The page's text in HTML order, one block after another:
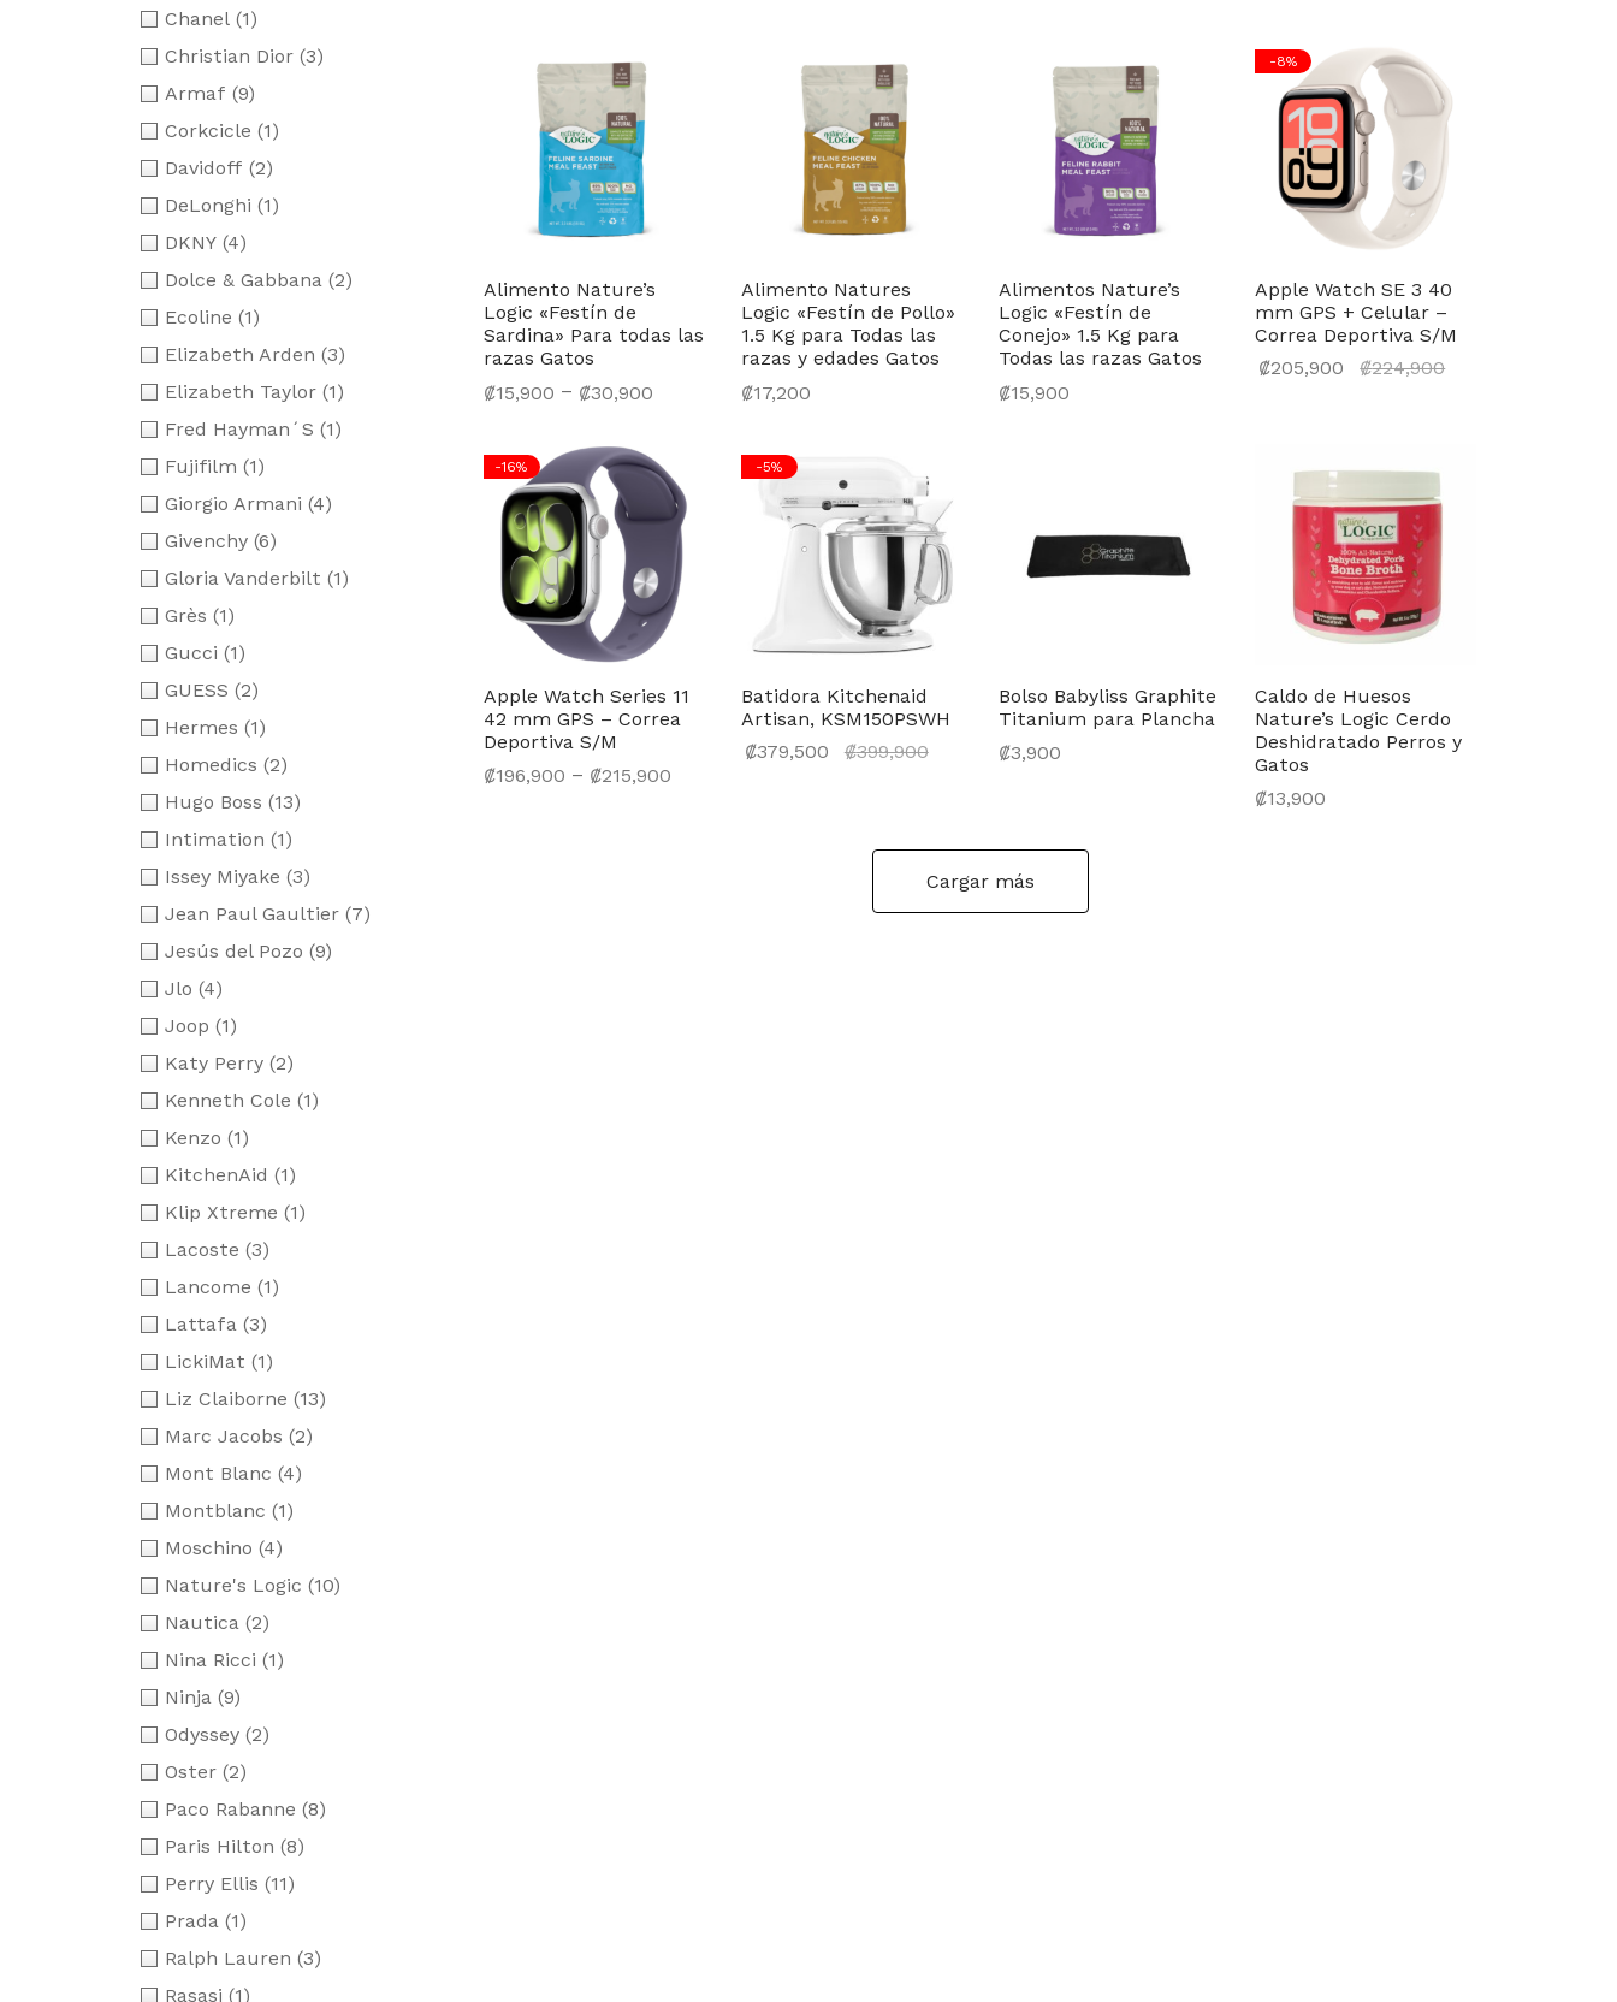
Chanel (1)
Christian Dior (3)
Armaf (9)
Corkcicle (1)
Davidoff (2)
DeLonghi (1)
DKNY (4)
Dolce & Gabbana (2)
Ecoline (1)
Elizabeth Arden (3)
Elizabeth Taylor (1)
Fred Hayman´S (1)
Fujifilm (1)
Giorgio Armani (4)
Givenchy (6)
Gloria Vanderbilt (1)
Grès (1)
Gucci (1)
GUESS (2)
Hermes (1)
Homedics (2)
Hugo Boss (13)
Intimation (1)
Issey Miyake (3)
Jean Paul Gaultier (7)
Jesús del Pozo (9)
Jlo (4)
Joop (1)
Katy Perry (2)
Kenneth Cole (1)
Kenzo (1)
KitchenAid (1)
Klip Xtreme (1)
Lacoste (3)
Lancome (1)
Lattafa (3)
LickiMat (1)
Liz Claiborne (13)
Marc Jacobs (2)
Mont Blanc (4)
Montblanc (1)
Moschino (4)
Nature's Logic (10)
Nautica (2)
Nina Ricci (1)
Ninja (9)
Odyssey (2)
Oster (2)
Paco Rabanne (8)
Paris Hilton (8)
Perry Ellis (11)
Prada (1)
Ralph Lauren (3)
Rasasi (1)
Alimento Nature’s
Logic «Festín de
Sardina» Para todas las
razas Gatos
₡15,900 – ₡30,900
Alimento Natures
Logic «Festín de Pollo»
1.5 Kg para Todas las
razas y edades Gatos
₡17,200
Alimentos Nature’s
Logic «Festín de
Conejo» 1.5 Kg para
Todas las razas Gatos
₡15,900
-8%
Apple Watch SE 3 40
mm GPS + Celular –
Correa Deportiva S/M
₡205,900 ₡224,900
-16%
Apple Watch Series 11
42 mm GPS – Correa
Deportiva S/M
₡196,900 – ₡215,900
-5%
Batidora Kitchenaid
Artisan, KSM150PSWH
₡379,500 ₡399,900
El precio
Bolso Babyliss Graphite
Titanium para Plancha
₡3,900
Caldo de Huesos
Nature’s Logic Cerdo
Deshidratado Perros y
Gatos
₡13,900
Cargar más